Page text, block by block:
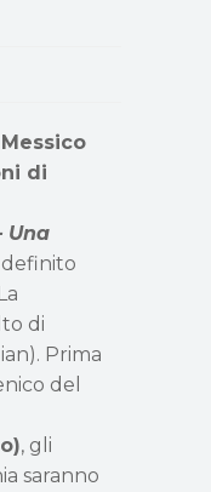
di
Una
di
Prima
del
, gli
saranno